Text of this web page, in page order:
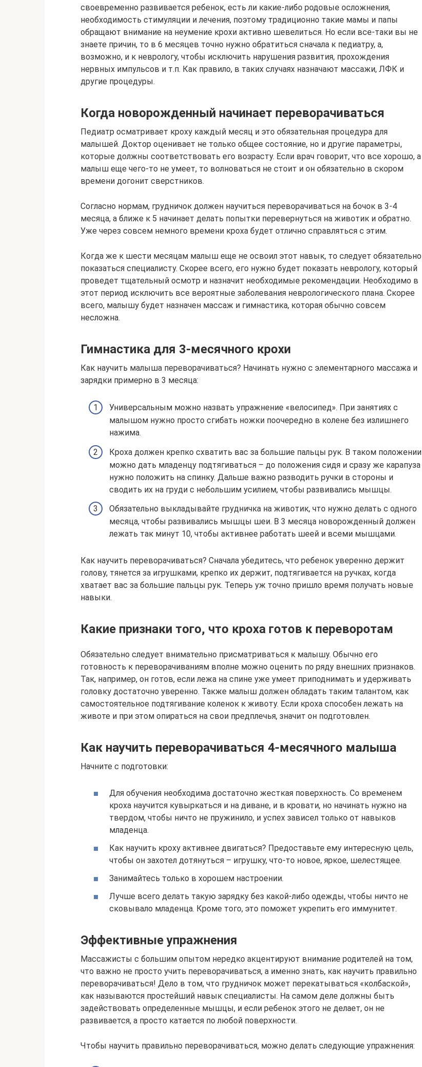
своевременно развивается ребенок, есть ли какие-либо родовые осложнения,
необходимость стимуляции и лечения, поэтому традиционно такие мамы и папы
обращают внимание на неумение крохи активно шевелиться. Но если все-таки вы не
знаете причин, то в 6 месяцев точно нужно обратиться сначала к педиатру, а,
возможно, и к неврологу, чтобы исключить нарушения развития, прохождения
нервных импульсов и т.п. Как правило, в таких случаях назначают массажи, ЛФК и
другие процедуры.
Когда новорожденный начинает переворачиваться
Педиатр осматривает кроху каждый месяц и это обязательная процедура для
малышей. Доктор оценивает не только общее состояние, но и другие параметры,
которые должны соответствовать его возрасту. Если врач говорит, что все хорошо, а
малыш еще чего-то не умеет, то волноваться не стоит и он обязательно в скором
времени догонит сверстников.
Согласно нормам, грудничок должен научиться переворачиваться на бочок в 3-4
месяца, а ближе к 5 начинает делать попытки перевернуться на животик и обратно.
Уже через совсем немного времени кроха будет отлично справляться с этим.
Когда же к шести месяцам малыш еще не освоил этот навык, то следует обязательно
показаться специалисту. Скорее всего, его нужно будет показать неврологу, который
проведет тщательный осмотр и назначит необходимые рекомендации. Необходимо в
этот период исключить все вероятные заболевания неврологического плана. Скорее
всего, малышу будет назначен массаж и гимнастика, которая обычно совсем
несложна.
Гимнастика для 3-месячного крохи
Как научить малыша переворачиваться? Начинать нужно с элементарного массажа и
зарядки примерно в 3 месяца:
Универсальным можно назвать упражнение «велосипед». При занятиях с
малышом нужно просто сгибать ножки поочередно в колене без излишнего
нажима.
Кроха должен крепко схватить вас за большие пальцы рук. В таком положении
можно дать младенцу подтягиваться – до положения сидя и сразу же карапуза
нужно положить на спинку. Дальше важно разводить ручки в стороны и
сводить их на груди с небольшим усилием, чтобы развивались мышцы.
Обязательно выкладывайте грудничка на животик, что нужно делать с одного
месяца, чтобы развивались мышцы шеи. В 3 месяца новорожденный должен
лежать так минут 10, чтобы активнее работать шеей и всеми мышцами.
Как научить переворачиваться? Сначала убедитесь, что ребенок уверенно держит
голову, тянется за игрушками, крепко их держит, подтягивается на ручках, когда
хватает вас за большие пальцы рук. Теперь уж точно пришло время получать новые
навыки.
Какие признаки того, что кроха готов к переворотам
Обязательно следует внимательно присматриваться к малышу. Обычно его
готовность к переворачиваниям вполне можно оценить по ряду внешних признаков.
Так, например, он готов, если лежа на спине уже умеет приподнимать и удерживать
головку достаточно уверенно. Также малыш должен обладать таким талантом, как
самостоятельное подтягивание коленок к животу. Если кроха способен лежать на
животе и при этом опираться на свои предплечья, значит он подготовлен.
Как научить переворачиваться 4-месячного малыша
Начните с подготовки:
Для обучения необходима достаточно жесткая поверхность. Со временем
кроха научится кувыркаться и на диване, и в кровати, но начинать нужно на
твердом, чтобы ничто не пружинило, и успех зависел только от навыков
младенца.
Как научить кроху активнее двигаться? Предоставьте ему интересную цель,
чтобы он захотел дотянуться – игрушку, что-то новое, яркое, шелестящее.
Занимайтесь только в хорошем настроении.
Лучше всего делать такую зарядку без какой-либо одежды, чтобы ничто не
сковывало младенца. Кроме того, это поможет укрепить его иммунитет.
Эффективные упражнения
Массажисты с большим опытом нередко акцентируют внимание родителей на том,
что важно не просто учить переворачиваться, а именно знать, как научить правильно
переворачиваться! Дело в том, что грудничок может перекатываться «колбаской»,
как называются простейший навык специалисты. На самом деле должны быть
задействовать определенные мышцы, и если ребенок этого не делает, он не
развивается, а просто катается по любой поверхности.
Чтобы научить правильно переворачиваться, можно делать следующие упражнения: